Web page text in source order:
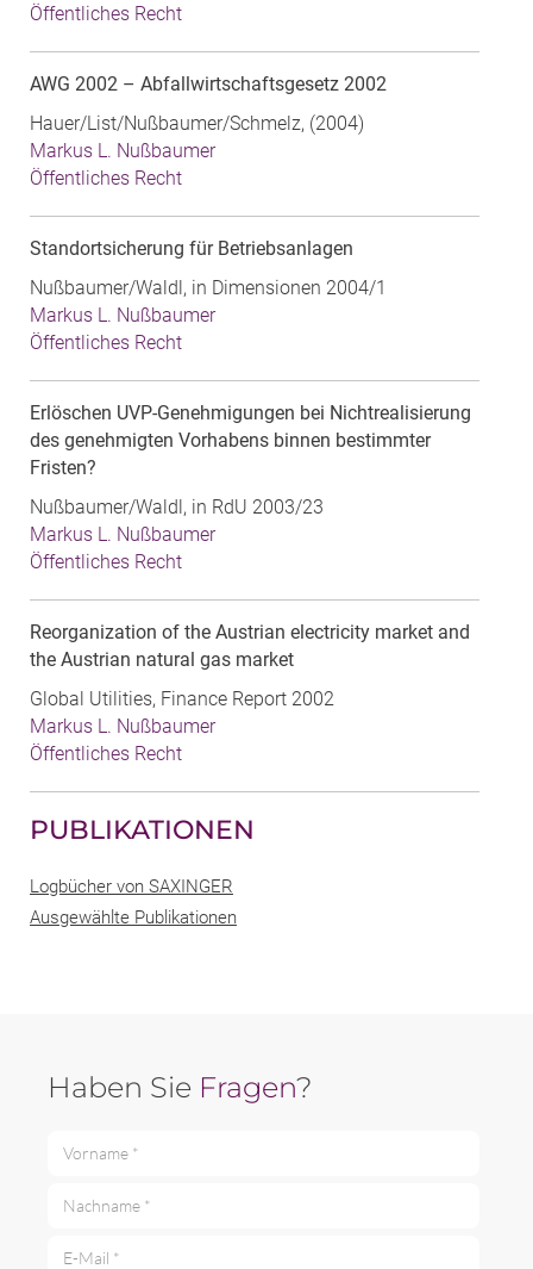
Öffentliches Recht
AWG 2002 – Abfallwirtschaftsgesetz 2002
Hauer/List/Nußbaumer/Schmelz, (2004)
Markus L. Nußbaumer
Öffentliches Recht
Standortsicherung für Betriebsanlagen
Nußbaumer/Waldl, in Dimensionen 2004/1
Markus L. Nußbaumer
Öffentliches Recht
Erlöschen UVP-Genehmigungen bei Nichtrealisierung
des genehmigten Vorhabens binnen bestimmter
Fristen?
Nußbaumer/Waldl, in RdU 2003/23
Markus L. Nußbaumer
Öffentliches Recht
Reorganization of the Austrian electricity market and
the Austrian natural gas market
Global Utilities, Finance Report 2002
Markus L. Nußbaumer
Öffentliches Recht
PUBLIKATIONEN
Logbücher von SAXINGER
Ausgewählte Publikationen
Haben Sie Fragen?